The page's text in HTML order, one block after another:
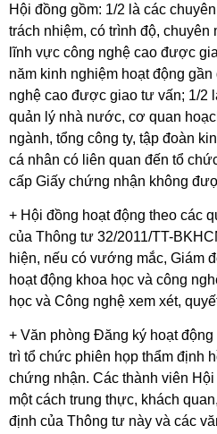
Hội đồng gồm: 1/2 là các
trách nhiệm, có trình độ, chuyên
lĩnh vực công nghệ cao được
năm kinh nghiệm hoạt động
nghệ cao được giao tư vấn; 1/2
quản lý nhà nước, cơ quan
ngành, tổng công ty, tập đoàn
cá nhân có liên quan đến tổ
cấp Giấy chứng nhận không
+ Hội đồng hoạt động theo các
của Thông tư 32/2011/TT-
hiện, nếu có vướng mắc, Giám
hoạt động khoa học và công
học và Công nghệ xem xét,
+ Văn phòng Đăng ký hoạt
trì tổ chức phiên họp thẩm định
chứng nhận. Các thành viên
một cách trung thực, khách
định của Thông tư này và các